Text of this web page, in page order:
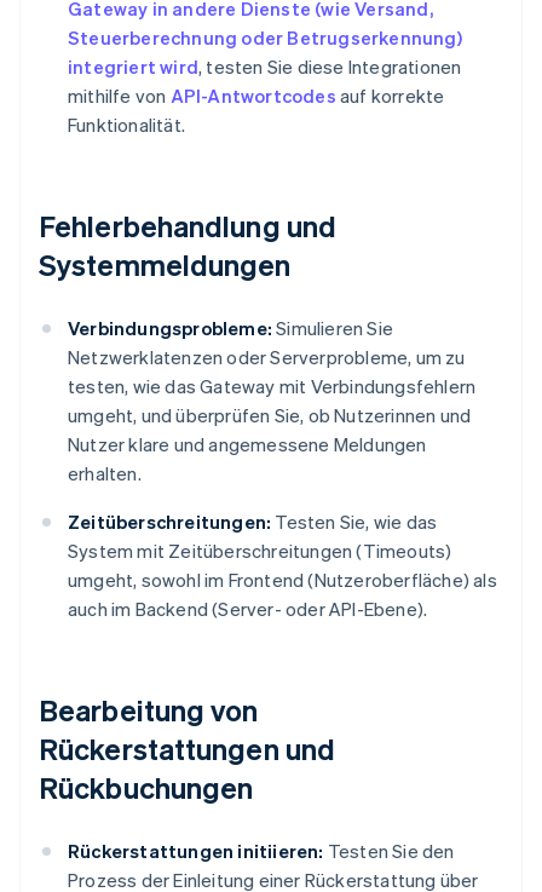
Gateway in andere Dienste (wie Versand,
Steuerberechnung oder Betrugserkennung)
integriert wird, testen Sie diese Integrationen
mithilfe von API-Antwortcodes auf korrekte
Funktionalität.
Fehlerbehandlung und
Systemmeldungen
Verbindungsprobleme: Simulieren Sie
Netzwerklatenzen oder Serverprobleme, um zu
testen, wie das Gateway mit Verbindungsfehlern
umgeht, und überprüfen Sie, ob Nutzerinnen und
Nutzer klare und angemessene Meldungen
erhalten.
Zeitüberschreitungen: Testen Sie, wie das
System mit Zeitüberschreitungen (Timeouts)
umgeht, sowohl im Frontend (Nutzeroberfläche) als
auch im Backend (Server- oder API-Ebene).
Bearbeitung von
Rückerstattungen und
Rückbuchungen
Rückerstattungen initiieren: Testen Sie den
Prozess der Einleitung einer Rückerstattung über